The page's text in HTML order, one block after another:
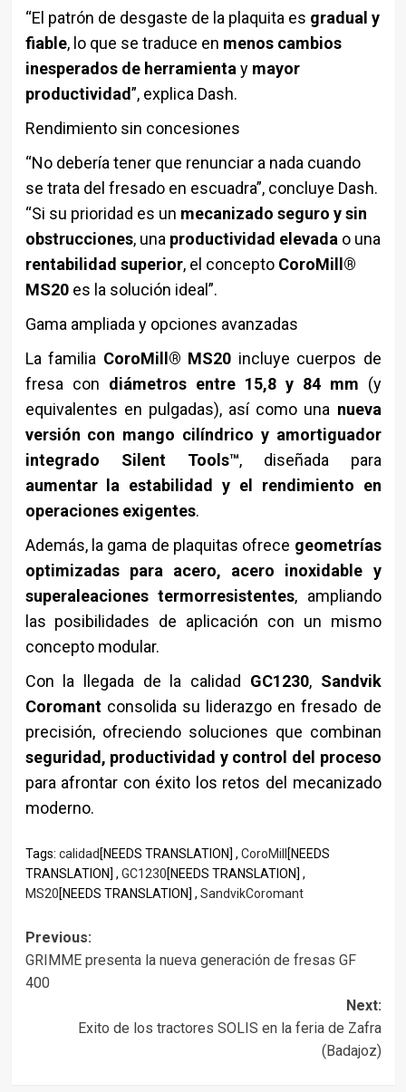
“El patrón de desgaste de la plaquita es gradual y
fiable, lo que se traduce en menos cambios
inesperados de herramientay mayor
productividad”, explica Dash.
Rendimiento sin concesiones
“No debería tener que renunciar a nada cuando
se trata del fresado en escuadra”, concluye Dash.
“Si su prioridad es un mecanizado seguro y sin
obstrucciones, una productividad elevadao una
rentabilidad superior, el concepto CoroMill®
MS20es la solución ideal”.
Gama ampliada y opciones avanzadas
La familia CoroMill® MS20 incluye cuerpos de
fresa con diámetros entre 15,8 y 84 mm (y
equivalentes en pulgadas), así como una nueva
versión con mango cilíndrico y amortiguador
integrado Silent Tools™, diseñada para
aumentar la estabilidad y el rendimiento en
operaciones exigentes.
Además, la gama de plaquitas ofrece geometrías
optimizadas para acero, acero inoxidable y
superaleaciones termorresistentes, ampliando
las posibilidades de aplicación con un mismo
concepto modular.
Con la llegada de la calidad GC1230, Sandvik
Coromantconsolida su liderazgo en fresado de
precisión, ofreciendo soluciones que combinan
seguridad, productividad y control del proceso
para afrontar con éxito los retos del mecanizado
moderno.
Tags: calidad [NEEDS TRANSLATION] , CoroMill [NEEDS
TRANSLATION] , GC1230[NEEDS TRANSLATION] ,
MS20[NEEDS TRANSLATION] , SandvikCoromant
Post
navigation
Previous:
GRIMME presenta la nueva generación de fresas GF
400
Next:
Exito de los tractores SOLIS en la feria de Zafra
(Badajoz)